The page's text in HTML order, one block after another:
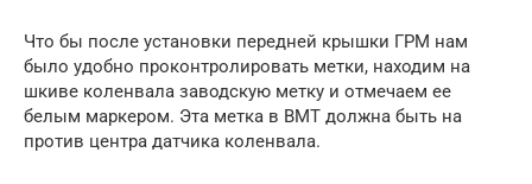
Что бы после установки передней крышки ГРМ нам
было удобно проконтролировать метки, находим на
шкиве коленвала заводскую метку и отмечаем ее
белым маркером. Эта метка в ВМТ должна быть на
против центра датчика коленвала.